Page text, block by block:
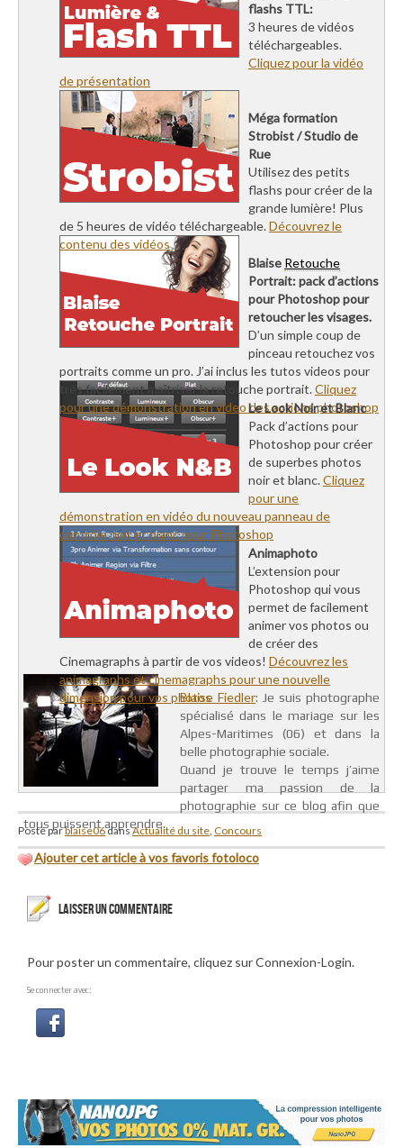
flashs TTL:
3 heures de vidéos
téléchargeables.
Cliquez pour la vidéo
de présentation
Méga formation
Strobist / Studio de
Rue
Utilisez des petits
flashs pour créer de la
grande lumière! Plus
de 5 heures de vidéo téléchargeable.Découvrez le
contenu des vidéos
Blaise Retouche
Portrait: pack d’actions
pour Photoshop pour
retoucher les visages.
D’un simple coup de
pinceau retouchez vos
portraits comme un pro. J’ai inclus les tutos videos pour
très facilement maîtriser la retouche portrait.Cliquez
pour une démonstration en video des actions photoshop
Le Look Noir et Blanc
Pack d’actions pour
Photoshop pour créer
de superbes photos
noir et blanc.Cliquez
pour une
démonstration en vidéo du nouveau panneau de
contrôle noir et blanc pour Photoshop
Animaphoto
L’extension pour
Photoshop qui vous
permet de facilement
animer vos photos ou
de créer des
Cinemagraphs à partir de vos videos! Découvrez les
animagraphs et cinemagraphs pour une nouvelle
dimension pour vos photosBlaise Fiedler: Je suis photographe
spécialisé dans le mariage sur les
Alpes-Maritimes (06) et dans la
belle photographie sociale.
Quand je trouve le temps j’aime
partager ma passion de la
photographie sur ce blog afin que
tous puissent apprendre.
Posté parblaise06dansActualité du site, Concours
Ajouter cet article à vos favoris fotoloco
LAISSER UN COMMENTAIRE
Pour poster un commentaire, cliquez sur Connexion-Login.
Se connecter avec: